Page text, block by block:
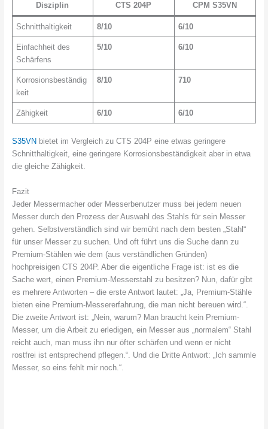
Disziplin CTS 204P CPM S35VN
Schnitthaltigkeit 8/10 6/10
Einfachheit des
Schärfens
5/10 6/10
Korrosionsbeständig
keit
8/10 710
Zähigkeit 6/10 6/10
S35VN bietet im Vergleich zu CTS 204P eine etwas geringere
Schnitthaltigkeit, eine geringere Korrosionsbeständigkeit aber in etwa
die gleiche Zähigkeit.
Fazit
Jeder Messermacher oder Messerbenutzer muss bei jedem neuen
Messer durch den Prozess der Auswahl des Stahls für sein Messer
gehen. Selbstverständlich sind wir bemüht nach dem besten „Stahl“
für unser Messer zu suchen. Und oft führt uns die Suche dann zu
Premium-Stählen wie dem (aus verständlichen Gründen)
hochpreisigen CTS 204P. Aber die eigentliche Frage ist: ist es die
Sache wert, einen Premium-Messerstahl zu besitzen? Nun, dafür gibt
es mehrere Antworten – die erste Antwort lautet: „Ja, Premium-Stähle
bieten eine Premium-Messererfahrung, die man nicht bereuen wird.“.
Die zweite Antwort ist: „Nein, warum? Man braucht kein Premium-
Messer, um die Arbeit zu erledigen, ein Messer aus „normalem“ Stahl
reicht auch, man muss ihn nur öfter schärfen und wenn er nicht
rostfrei ist entsprechend pflegen.“. Und die Dritte Antwort: „Ich sammle
Messer, so eins fehlt mir noch.“.